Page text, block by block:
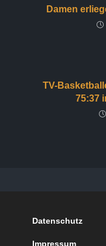
Damen
TV-
75:37
Datenschutz
Impressum